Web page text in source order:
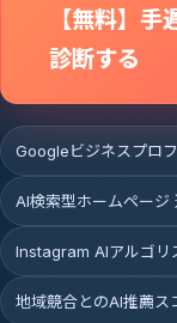
【無料】
診断する
Googleビジネスプロ
AI検索型ホームページ
Instagram AIアルゴリ
地域競合とのAI推薦ス